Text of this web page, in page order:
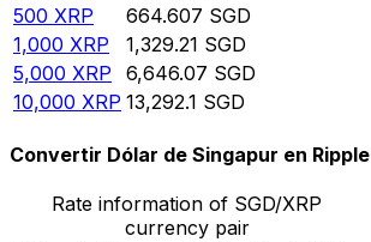
500 XRP 664.607 SGD
1,000 XRP 1,329.21 SGD
5,000 XRP 6,646.07 SGD
10,000 XRP 13,292.1 SGD
Convertir Dólar de Singapur en Ripple
Rate information of SGD/XRP
currency pair